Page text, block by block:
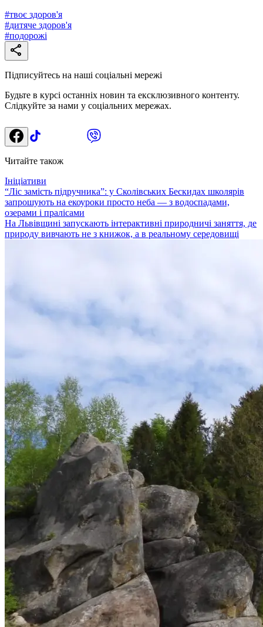
#твоє здоров'я
#дитяче здоров'я
#подорожі
Підписуйтесь на наші соціальні мережі
Будьте в курсі останніх новин та ексклюзивного контенту.
Слідкуйте за нами у соціальних мережах.
Читайте також
Ініціативи
“Ліс замість підручника”: у Сколівських Бескидах школярів
запрошують на екоуроки просто неба — з водоспадами,
озерами і пралісами
На Львівщині запускають інтерактивні природничі заняття, де
природу вивчають не з книжок, а в реальному середовищі